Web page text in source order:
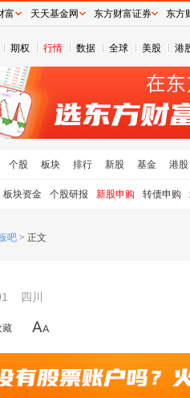
期权 行情 数据 全球 美股 港
个股 板块 排行 新股 基金 港股
板块资金 个股研报 新股申购 转债申购
吧 > 正文
四川
藏
富 天天基金网 东方财富证券 东方